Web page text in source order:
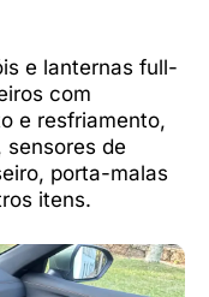
e lanternas full-
com
e resfriamento,
de
porta-malas
itens.